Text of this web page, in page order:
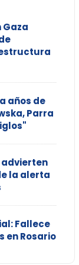
años de
Parra
advierten
la alerta
Fallece
en Rosario